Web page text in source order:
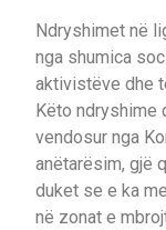
Ndryshimet në
nga shumica
aktivistëve dhe
Këto ndryshime
vendosur nga
anëtarësim, gjë
duket se e ka
në zonat e